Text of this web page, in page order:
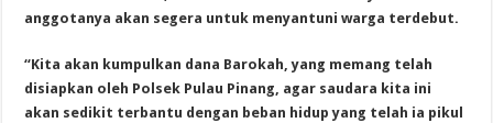
anggotanya akan segera untuk menyantuni warga terdebut.
“Kita akan kumpulkan dana Barokah, yang memang telah
disiapkan oleh Polsek Pulau Pinang, agar saudara kita ini
akan sedikit terbantu dengan beban hidup yang telah ia pikul